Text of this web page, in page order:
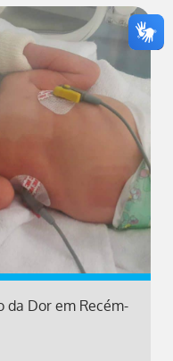
da Dor em Recém-